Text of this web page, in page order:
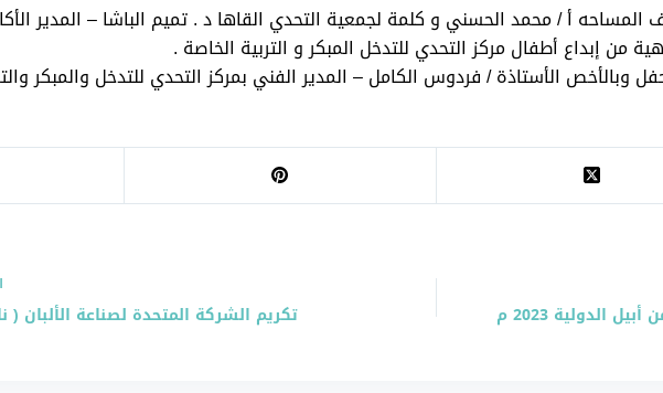
أ / محمد الحسني و كلمة لجمعية التحدي القاها د . تميم الباشا – المدير
من إبداع أطفال مركز التحدي للتدخل المبكر و التربية الخاصة .
الأستاذة / فردوس الكامل – المدير الفني بمركز التحدي للتدخل والمبكر
الدولية 2023 م تكريم الشركة المتحدة لصناعة الألبان ( نانا )